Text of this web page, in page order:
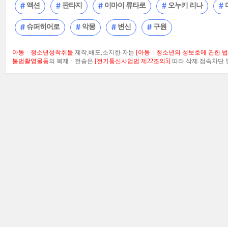
액션 판타지 이마이 류타로 오누키 리나
슈퍼히어로 악몽 변신 구원
아동ㆍ청소년성착취물 제작,배포,소지한 자는 [아동ㆍ청소년의 성보호에 관한
불법촬영물등의 복제ㆍ전송은 [전기통신사업법 제22조의5] 따라 삭제.접속차단